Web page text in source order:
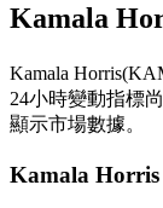
多種以
Kamala
Kamala
24小時變動指標
顯示市場數據。
Kamala